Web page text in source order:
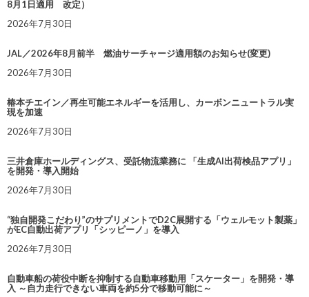
8月1日適用 改定）
2026年7月30日
JAL／2026年8月前半 燃油サーチャージ適用額のお知らせ(変更)
2026年7月30日
椿本チエイン／再生可能エネルギーを活用し、カーボンニュートラル実
現を加速
2026年7月30日
三井倉庫ホールディングス、受託物流業務に 「生成AI出荷検品アプリ」
を開発・導入開始
2026年7月30日
“独自開発こだわり”のサプリメントでD2C展開する「ウェルモット製薬」
がEC自動出荷アプリ「シッピーノ」を導入
2026年7月30日
自動車船の荷役中断を抑制する自動車移動用「スケーター」を開発・導
入 ～自力走行できない車両を約5分で移動可能に～